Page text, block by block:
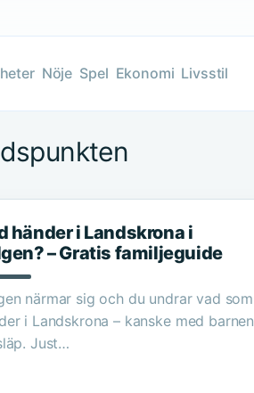
Nöje Spel Ekonomi Livsstil
händer i Landskrona i
– Gratis familjeguide
närmar sig och du undrar vad som
i Landskrona – kanske med barnen
Just…